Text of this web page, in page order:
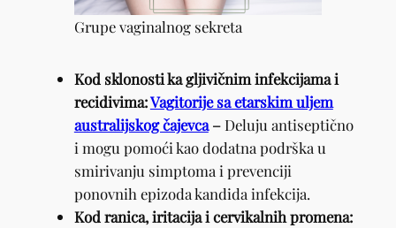
Grupe vaginalnog sekreta
Kod sklonosti ka gljivičnim infekcijama i
recidivima:Vagitorije sa etarskim uljem
australijskog čajevca–Deluju antiseptično
i mogu pomoći kao dodatna podrška u
smirivanju simptoma i prevenciji
ponovnih epizoda kandida infekcija.
Kod ranica, iritacija i cervikalnih promena: